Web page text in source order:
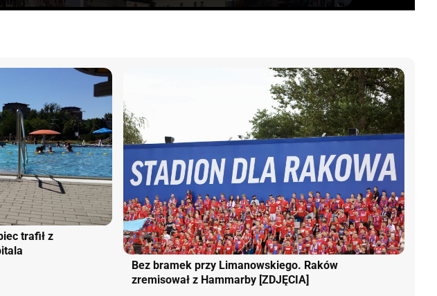
trafił z
Bez bramek przy Limanowskiego. Raków
zremisował z Hammarby [ZDJĘCIA]